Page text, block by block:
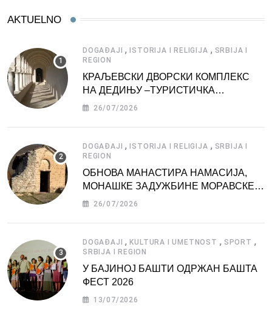
AKTUELNO
DOGAĐAJI ,ISTORIJA I RELIGIJA , SRBIJA I
REGION
КРАЉЕВСКИ ДВОРСКИ КОМПЛЕКС
НА ДЕДИЊУ –ТУРИСТИЧКА
АТРАКЦИЈА
26/07/2026
DOGAĐAJI ,ISTORIJA I RELIGIJA , SRBIJA I
REGION
ОБНОВА МАНАСТИРА НАМАСИЈА,
МОНАШКЕ ЗАДУЖБИНЕ МОРАВСКЕ
СРБИЈЕ
26/07/2026
DOGAĐAJI ,KULTURA I UMETNOST , SPORT ,
SRBIJA I REGION
У БАЈИНОЈ БАШТИ ОДРЖАН БАШТА
ФЕСТ 2026
13/07/2026